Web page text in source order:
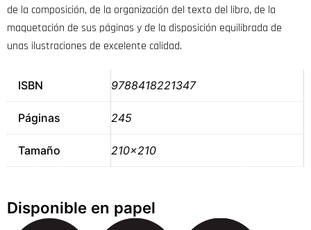
de la composición, de la organización del texto del libro, de la
maquetación de sus páginas y de la disposición equilibrada de
unas ilustraciones de excelente calidad.
ISBN 9788418221347
Páginas 245
Tamaño 210×210
Disponible en papel